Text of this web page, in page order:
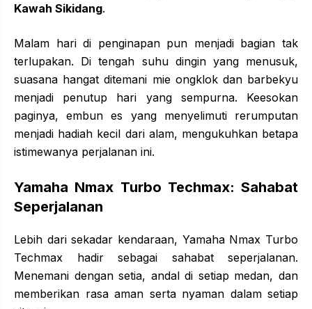
Kawah Sikidang.
Malam hari di penginapan pun menjadi bagian tak
terlupakan. Di tengah suhu dingin yang menusuk,
suasana hangat ditemani mie ongklok dan barbekyu
menjadi penutup hari yang sempurna. Keesokan
paginya, embun es yang menyelimuti rerumputan
menjadi hadiah kecil dari alam, mengukuhkan betapa
istimewanya perjalanan ini.
Yamaha Nmax Turbo Techmax: Sahabat
Seperjalanan
Lebih dari sekadar kendaraan, Yamaha Nmax Turbo
Techmax hadir sebagai sahabat seperjalanan.
Menemani dengan setia, andal di setiap medan, dan
memberikan rasa aman serta nyaman dalam setiap